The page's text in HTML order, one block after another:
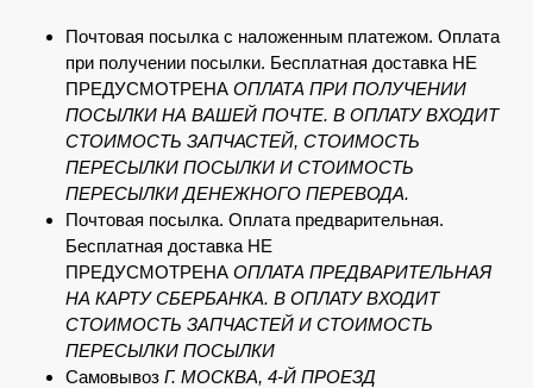
Почтовая посылка с наложенным платежом. Оплата
при получении посылки. Бесплатная доставка НЕ
ПРЕДУСМОТРЕНА ОПЛАТА ПРИ ПОЛУЧЕНИИ
ПОСЫЛКИ НА ВАШЕЙ ПОЧТЕ. В ОПЛАТУ ВХОДИТ
СТОИМОСТЬ ЗАПЧАСТЕЙ, СТОИМОСТЬ
ПЕРЕСЫЛКИ ПОСЫЛКИ И СТОИМОСТЬ
ПЕРЕСЫЛКИ ДЕНЕЖНОГО ПЕРЕВОДА.
Почтовая посылка. Оплата предварительная.
Бесплатная доставка НЕ
ПРЕДУСМОТРЕНА ОПЛАТА ПРЕДВАРИТЕЛЬНАЯ
НА КАРТУ СБЕРБАНКА. В ОПЛАТУ ВХОДИТ
СТОИМОСТЬ ЗАПЧАСТЕЙ И СТОИМОСТЬ
ПЕРЕСЫЛКИ ПОСЫЛКИ
Самовывоз Г. МОСКВА, 4-Й ПРОЕЗД